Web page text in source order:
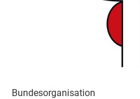
Bundesorganisation